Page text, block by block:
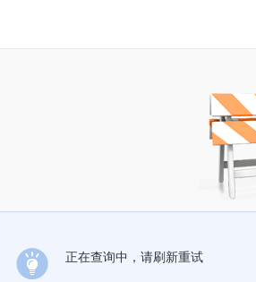
正在查询中，请刷新重试